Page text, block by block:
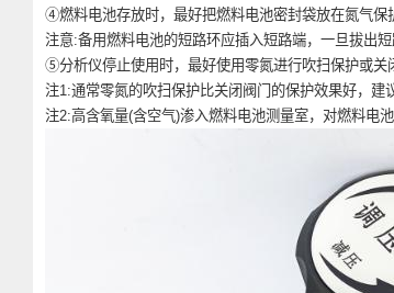
④燃料电池存放时，最好把燃料电池密封袋放在氮气保
注意:备用燃料电池的短路环应插入短路端，一旦拔出
⑤分析仪停止使用时，最好使用零氮进行吹扫保护或关
注1:通常零氮的吹扫保护比关闭阀门的保护效果好，建
注2:高含氧量(含空气)渗入燃料电池测量室，对燃料电池